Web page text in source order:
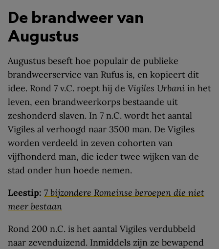
De brandweer van
Augustus
Augustus beseft hoe populair de publieke
brandweerservice van Rufus is, en kopieert dit
idee. Rond 7 v.C. roept hij de Vigiles Urbani in het
leven, een brandweerkorps bestaande uit
zeshonderd slaven. In 7 n.C. wordt het aantal
Vigiles al verhoogd naar 3500 man. De Vigiles
worden verdeeld in zeven cohorten van
vijfhonderd man, die ieder twee wijken van de
stad onder hun hoede nemen.
Leestip: 7 bijzondere Romeinse beroepen die niet
meer bestaan
Rond 200 n.C. is het aantal Vigiles verdubbeld
naar zevenduizend. Inmiddels zijn ze bewapend